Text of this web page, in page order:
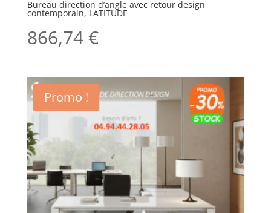
Bureau direction d’angle avec retour design
contemporain, LATITUDE
866,74€
Promo !